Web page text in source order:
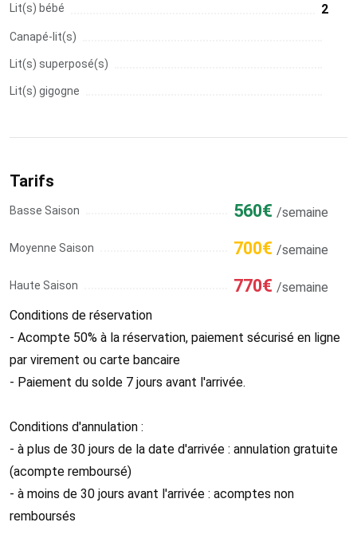
Lit(s) bébé 2
Canapé-lit(s)
Lit(s) superposé(s)
Lit(s) gigogne
Tarifs
Basse Saison 560€ /semaine
Moyenne Saison 700€ /semaine
Haute Saison 770€ /semaine
Conditions de réservation
- Acompte 50% à la réservation, paiement sécurisé en ligne
par virement ou carte bancaire
- Paiement du solde 7 jours avant l'arrivée.
Conditions d'annulation :
- à plus de 30 jours de la date d'arrivée : annulation gratuite
(acompte remboursé)
- à moins de 30 jours avant l'arrivée : acomptes non
remboursés